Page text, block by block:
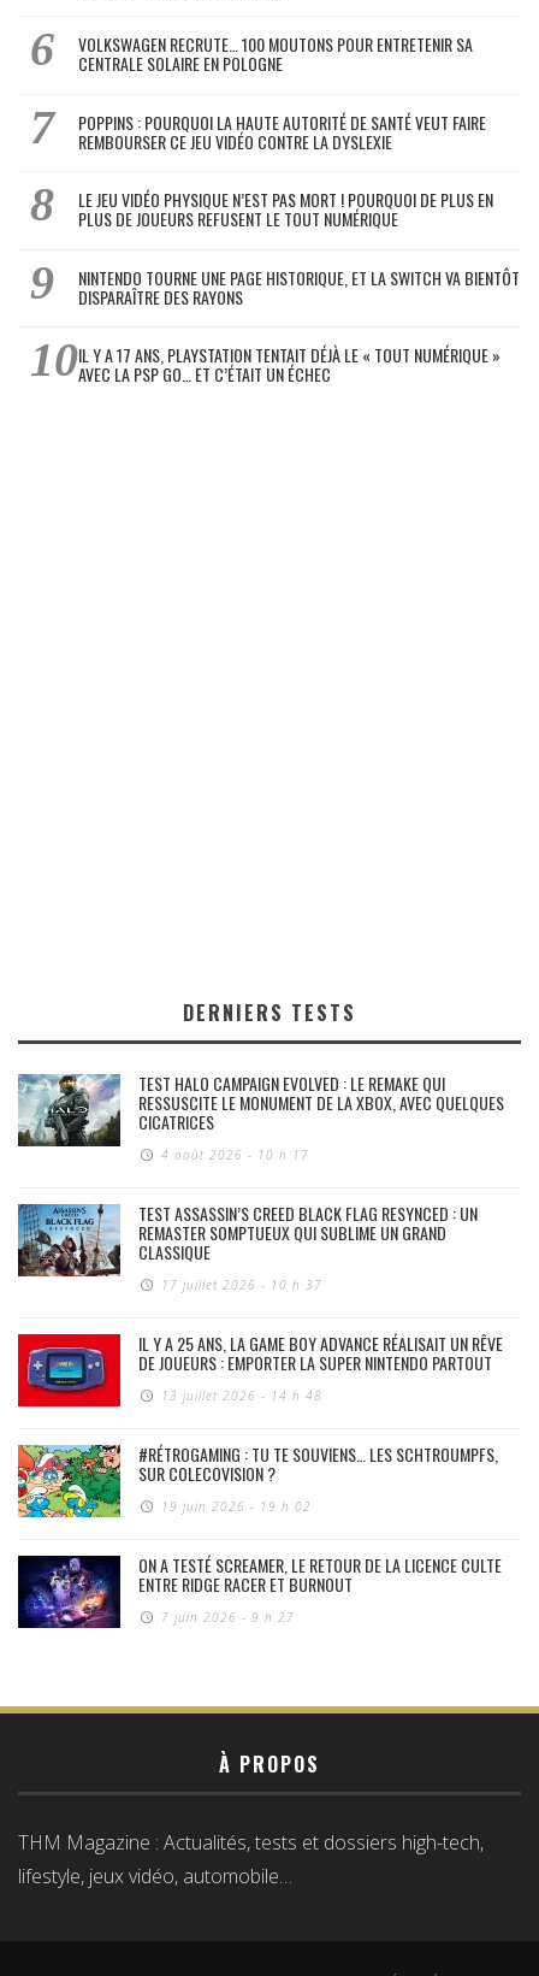
VOLKSWAGEN RECRUTE… 100 MOUTONS POUR ENTRETENIR SA
CENTRALE SOLAIRE EN POLOGNE
POPPINS : POURQUOI LA HAUTE AUTORITÉ DE SANTÉ VEUT FAIRE
REMBOURSER CE JEU VIDÉO CONTRE LA DYSLEXIE
LE JEU VIDÉO PHYSIQUE N’EST PAS MORT ! POURQUOI DE PLUS EN
PLUS DE JOUEURS REFUSENT LE TOUT NUMÉRIQUE
NINTENDO TOURNE UNE PAGE HISTORIQUE, ET LA SWITCH VA BIENTÔT
DISPARAÎTRE DES RAYONS
IL Y A 17 ANS, PLAYSTATION TENTAIT DÉJÀ LE « TOUT NUMÉRIQUE »
AVEC LA PSP GO… ET C’ÉTAIT UN ÉCHEC
DERNIERS TESTS
TEST HALO CAMPAIGN EVOLVED : LE REMAKE QUI
RESSUSCITE LE MONUMENT DE LA XBOX, AVEC QUELQUES
CICATRICES
4 août 2026 - 10 h 17
TEST ASSASSIN’S CREED BLACK FLAG RESYNCED : UN
REMASTER SOMPTUEUX QUI SUBLIME UN GRAND
CLASSIQUE
17 juillet 2026 - 10 h 37
IL Y A 25 ANS, LA GAME BOY ADVANCE RÉALISAIT UN RÊVE
DE JOUEURS : EMPORTER LA SUPER NINTENDO PARTOUT
13 juillet 2026 - 14 h 48
#RÉTROGAMING : TU TE SOUVIENS… LES SCHTROUMPFS,
SUR COLECOVISION ?
19 juin 2026 - 19 h 02
ON A TESTÉ SCREAMER, LE RETOUR DE LA LICENCE CULTE
ENTRE RIDGE RACER ET BURNOUT
7 juin 2026 - 9 h 27
À PROPOS
THM Magazine : Actualités, tests et dossiers high-tech,
lifestyle, jeux vidéo, automobile…